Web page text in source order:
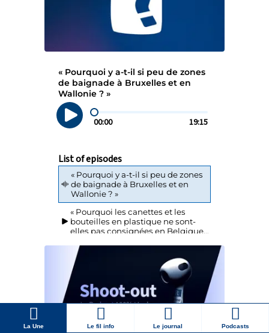
La Une Le fil info Le journal Podcasts